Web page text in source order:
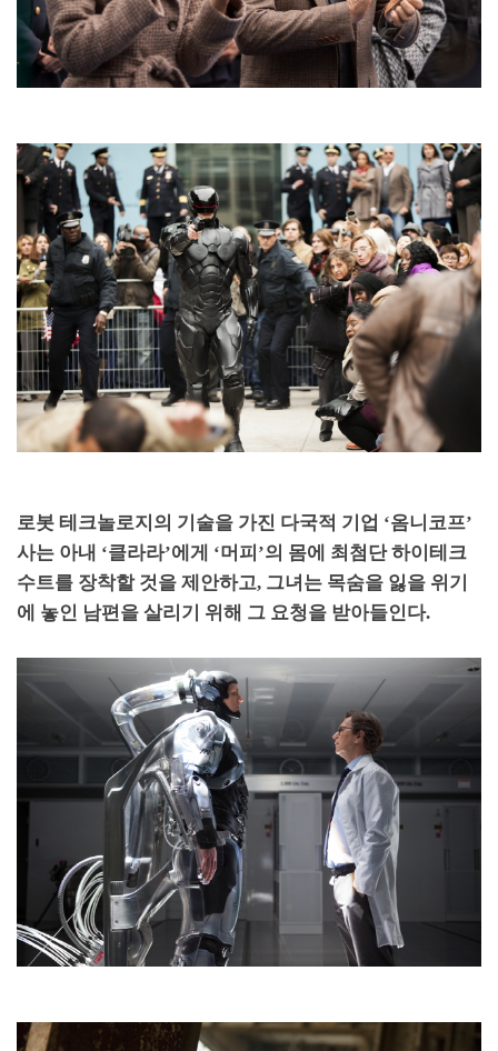
로봇 테크놀로지의 기술을 가진 다국적 기업 ‘옴니코프’
사는 아내 ‘클라라’에게 ‘머피 ’의 몸에 최첨단 하이테크
수트를 장착할 것을 제안하고, 그녀는 목숨을 잃을 위기
에 놓인 남편을 살리기 위해 그 요청을 받아들인다.